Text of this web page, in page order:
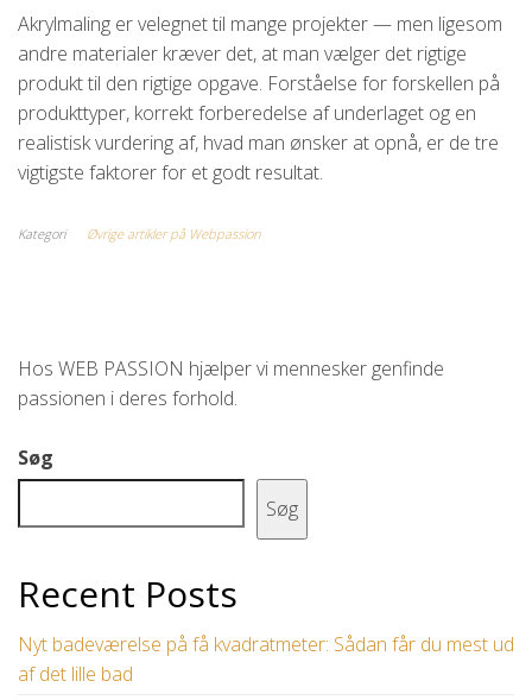
Akrylmaling er velegnet til mange projekter — men ligesom
andre materialer kræver det, at man vælger det rigtige
produkt til den rigtige opgave. Forståelse for forskellen på
produkttyper, korrekt forberedelse af underlaget og en
realistisk vurdering af, hvad man ønsker at opnå, er de tre
vigtigste faktorer for et godt resultat.
Kategori Øvrige artikler på Webpassion
Hos WEB PASSION hjælper vi mennesker genfinde
passionen i deres forhold.
Søg
Søg
Recent Posts
Nyt badeværelse på få kvadratmeter: Sådan får du mest ud
af det lille bad